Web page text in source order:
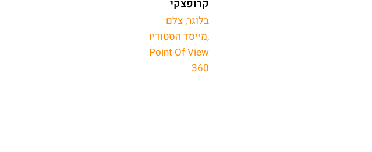
קרופצקי
בלוגר, צלם
,מייסד הסטודיו
Point Of View
360